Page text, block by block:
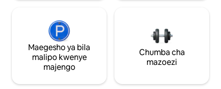
Maegesho ya bila
malipo kwenye
majengo
Chumba cha
mazoezi